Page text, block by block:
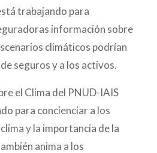
trabajando para
información sobre
climáticos podrían
seguros y a los activos.
el Clima del PNUD-IAIS
para concienciar a los
y la importancia de la
anima a los